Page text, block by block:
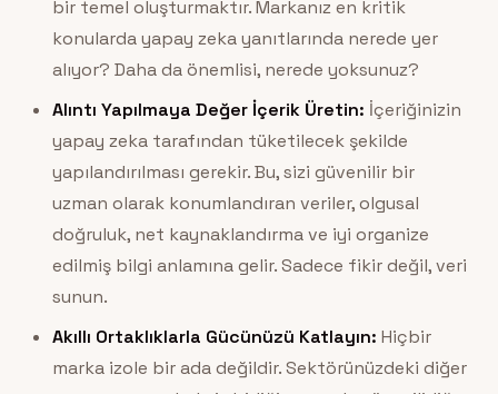
bir temel oluşturmaktır. Markanız en kritik
konularda yapay zeka yanıtlarında nerede yer
alıyor? Daha da önemlisi, nerede yoksunuz?
Alıntı Yapılmaya Değer İçerik Üretin: İçeriğinizin
yapay zeka tarafından tüketilecek şekilde
yapılandırılması gerekir. Bu, sizi güvenilir bir
uzman olarak konumlandıran veriler, olgusal
doğruluk, net kaynaklandırma ve iyi organize
edilmiş bilgi anlamına gelir. Sadece fikir değil, veri
sunun.
Akıllı Ortaklıklarla Gücünüzü Katlayın: Hiçbir
marka izole bir ada değildir. Sektörünüzdeki diğer